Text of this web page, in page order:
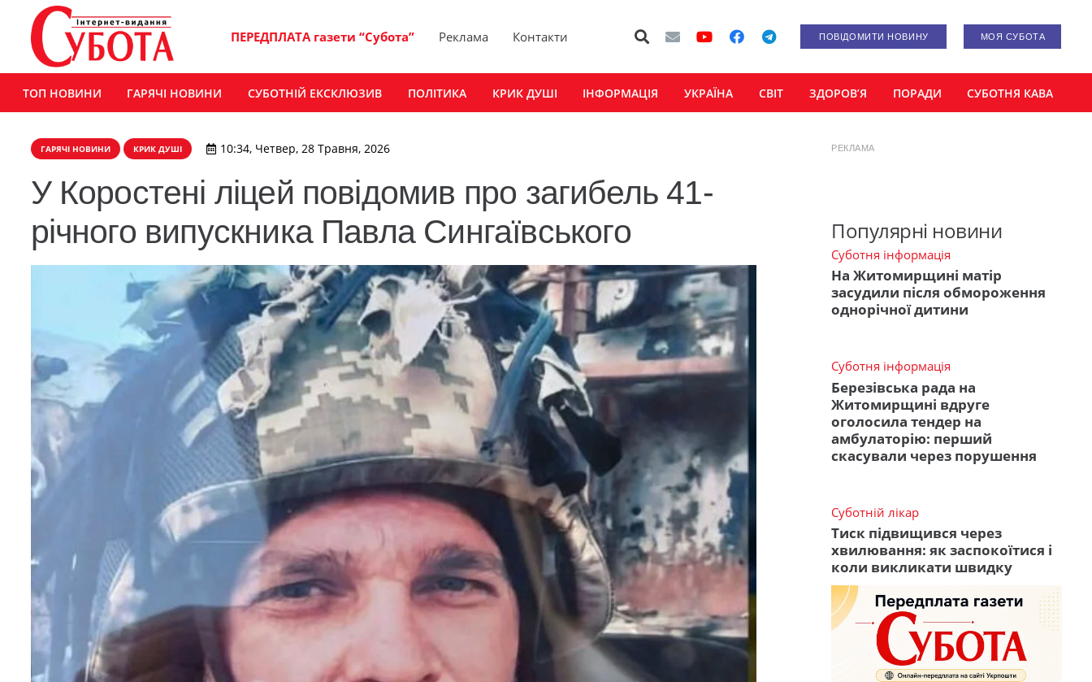
ПЕРЕДПЛАТА газети “Субота” Реклама Контакти ПОВІДОМИТИ НОВИНУ МОЯ СУБОТА
ТОП НОВИНИ ГАРЯЧІ НОВИНИ СУБОТНІЙ ЕКСКЛЮЗИВ ПОЛІТИКА КРИК ДУШІ ІНФОРМАЦІЯ УКРАЇНА СВІТ ЗДОРОВ’Я ПОРАДИ СУБОТНЯ КАВА
ГАРЯЧІ НОВИНИ КРИК ДУШІ 10:34, Четвер, 28 Травня, 2026
У Коростені ліцей повідомив про загибель 41-
річного випускника Павла Сингаївського
РЕКЛАМА
Популярні новини
Суботня інформація
На Житомирщині матір
засудили після обмороження
однорічної дитини
Суботня інформація
Березівська рада на
Житомирщині вдруге
оголосила тендер на
амбулаторію: перший
скасували через порушення
Суботній лікар
Тиск підвищився через
хвилювання: як заспокоїтися і
коли викликати швидку